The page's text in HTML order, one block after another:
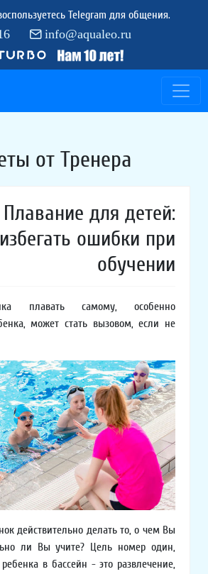
Telegram для общения.
info@aqualeo.ru
от Тренера
Плавание для детей:
ошибки при
обучении
плавать самому, особенно
может стать вызовом, если не
действительно делать то, о чем Вы
ли Вы учите? Цель номер один,
в бассейн - это развлечение,